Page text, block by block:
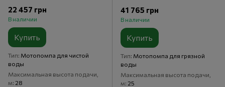
22 457 грн
В наличии
Купить
Тип Мотопомпа для чистой
воды
Максимальная высота подачи,
м 28
41 765 грн
В наличии
Купить
Тип Мотопомпа для грязной
воды
Максимальная высота подачи,
м 25